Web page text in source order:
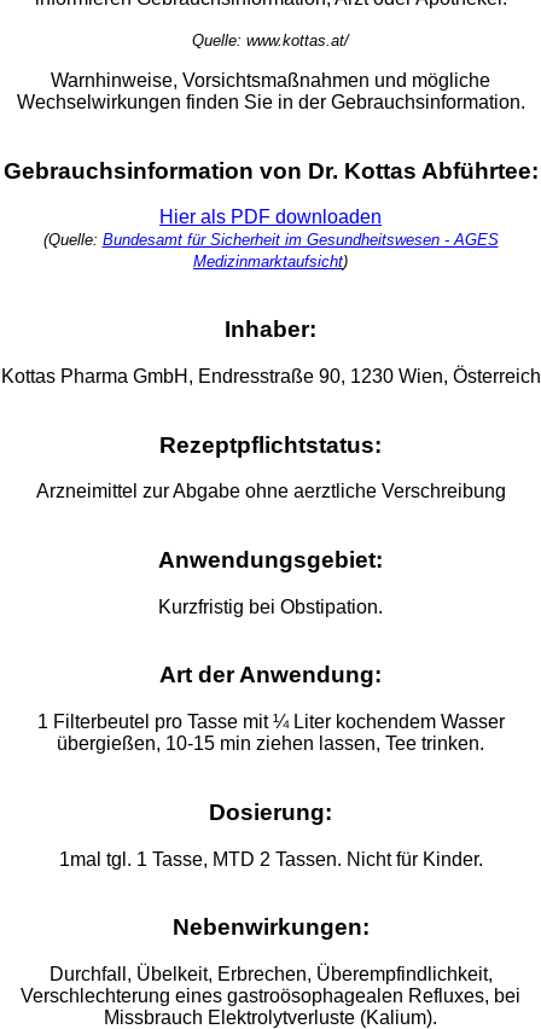
Quelle: www.kottas.at/
Warnhinweise, Vorsichtsmaßnahmen und mögliche
Wechselwirkungen finden Sie in der Gebrauchsinformation.
Gebrauchsinformation von Dr. Kottas Abführtee:
Hier als PDF downloaden
(Quelle: Bundesamt für Sicherheit im Gesundheitswesen - AGES
Medizinmarktaufsicht)
Inhaber:
Kottas Pharma GmbH, Endresstraße 90, 1230 Wien, Österreich
Rezeptpflichtstatus:
Arzneimittel zur Abgabe ohne aerztliche Verschreibung
Anwendungsgebiet:
Kurzfristig bei Obstipation.
Art der Anwendung:
1 Filterbeutel pro Tasse mit ¼ Liter kochendem Wasser
übergießen, 10-15 min ziehen lassen, Tee trinken.
Dosierung:
1mal tgl. 1 Tasse, MTD 2 Tassen. Nicht für Kinder.
Nebenwirkungen:
Durchfall, Übelkeit, Erbrechen, Überempfindlichkeit,
Verschlechterung eines gastroösophagealen Refluxes, bei
Missbrauch Elektrolytverluste (Kalium).